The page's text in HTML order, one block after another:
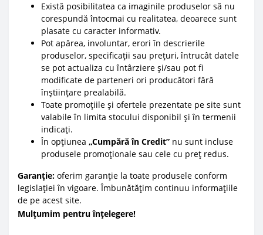
Există posibilitatea ca imaginile produselor să nu
corespundă întocmai cu realitatea, deoarece sunt
plasate cu caracter informativ.
Pot apărea, involuntar, erori în descrierile
produselor, specificații sau prețuri, întrucât datele
se pot actualiza cu întârziere și/sau pot fi
modificate de parteneri ori producători fără
înștiințare prealabilă.
Toate promoțiile și ofertele prezentate pe site sunt
valabile în limita stocului disponibil și în termenii
indicați.
În opțiunea „Cumpără în Credit” nu sunt incluse
produsele promoționale sau cele cu preț redus.
Garanție: oferim garanție la toate produsele conform
legislației în vigoare. Îmbunătățim continuu informațiile
de pe acest site.
Mulțumim pentru înțelegere!